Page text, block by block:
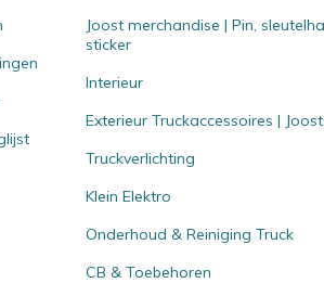
Joost merchandise | Pin,
sticker
Interieur
Exterieur Truckaccessoires |
Truckverlichting
Klein Elektro
Onderhoud & Reiniging Truck
CB & Toebehoren